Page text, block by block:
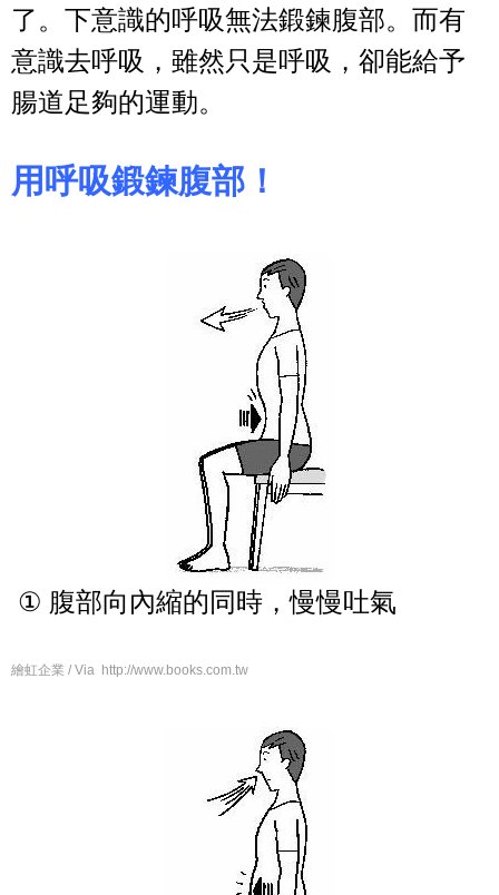
了。下意識的呼吸無法鍛鍊腹部。而有
意識去呼吸，雖然只是呼吸，卻能給予
腸道足夠的運動。
用呼吸鍛鍊腹部！
① 腹部向內縮的同時，慢慢吐氣
繪虹企業 / Via http://www.books.com.tw